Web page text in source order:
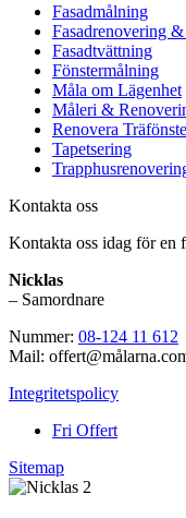
Fasadmålning
Fasadrenovering
Fasadtvättning
Fönstermålning
Måla om Lägenhet
Måleri &
Renovera
Tapetsering
Kontakta oss
Kontakta oss idag för en
Nicklas
– Samordnare
Nummer: 08-124 11 612
Mail:
Integritetspolicy
Fri Offert
Sitemap